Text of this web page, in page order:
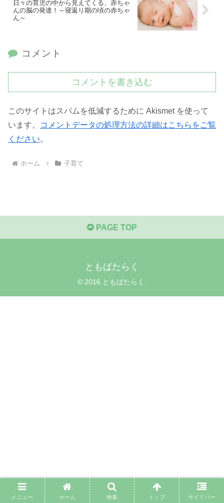
日々の育児の中から見えてくる、赤ちゃ
んの脳の発達！～寝返り期の頃の赤ちゃ
ん～
コメント
コメントを書き込む
このサイトはスパムを低減するために Akismet を使って
います。
コメントデータの処理方法の詳細はこちらをご覧
ください。
ホーム 子育て
PAGE TOP
ともばたらく
© 2016 ともばたらく.
メニュー ホーム 検索 トップ サイドバー